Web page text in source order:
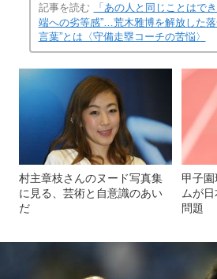
記事を読む
「あの人と同じことはで
端への劣等感”…荒木雅博を解放した
言葉”とは〈守備走塁コーチの苦悩〉
村主章枝さんのヌード写真集
に見る、芸術と自意識のあい
だ
甲子
ムが
問題